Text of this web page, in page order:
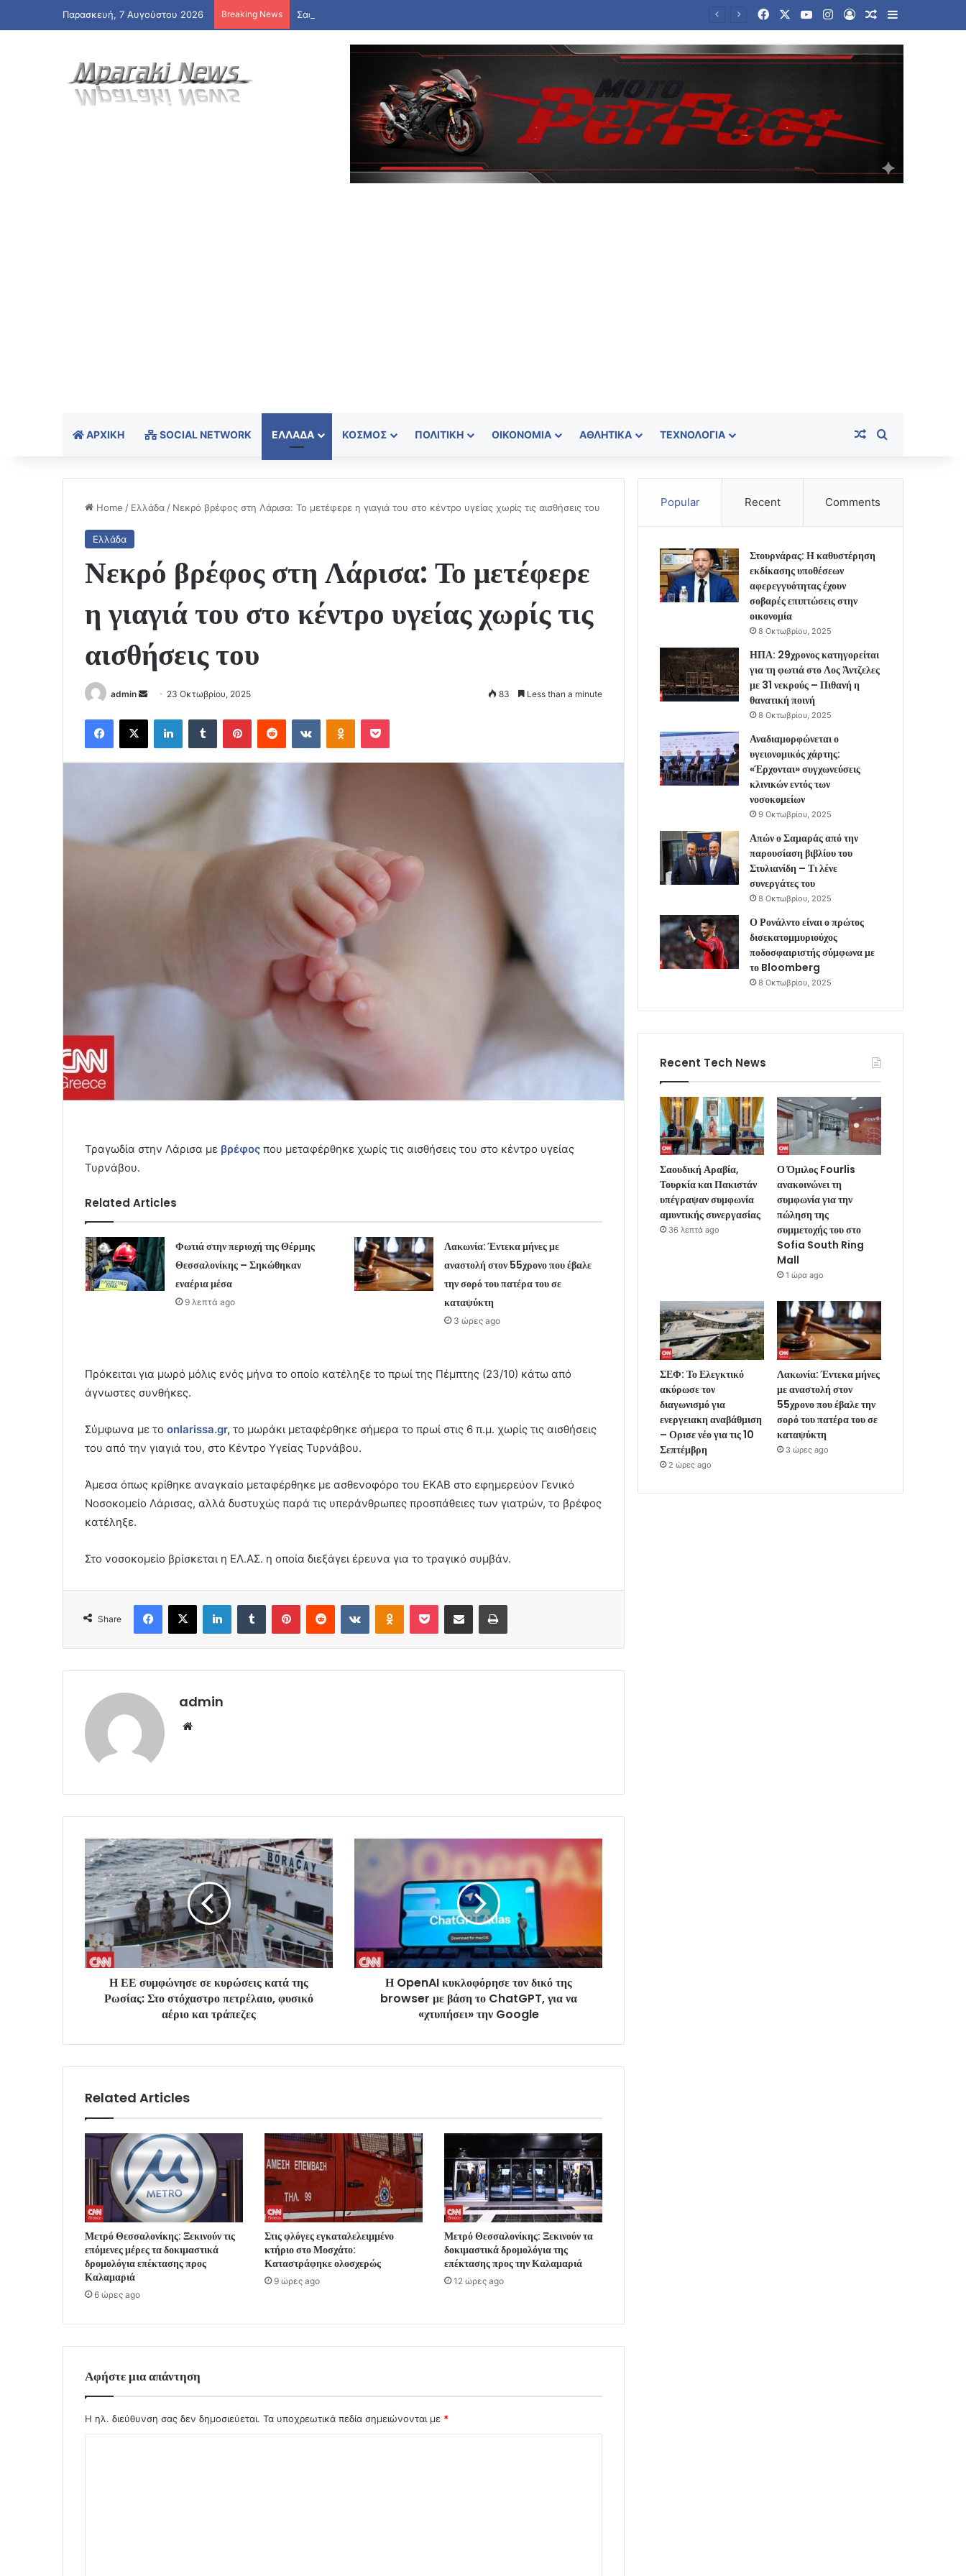
Παρασκευή, 7 Αυγούστου 2026 Breaking News Σαουδική Αραβία, Τουρκία και Πακιστάν υπέγραψαν συμφωνία αμυντικής συνεργασίας FacebookYouTubeInstagram
Log InRandom Article
Sidebar
ΑΡΧΙΚΉ SOCIAL NETWORK ΕΛΛΆΔΑ ΚΌΣΜΟΣ ΠΟΛΙΤΙΚΉ ΟΙΚΟΝΟΜΊΑ ΑΘΛΗΤΙΚΆ ΤΕΧΝΟΛΟΓΊΑ Random Article
Home / Ελλάδα / Νεκρό βρέφος στη Λάρισα: Το μετέφερε η γιαγιά του στο κέντρο υγείας χωρίς τις αισθήσεις του
Ελλάδα
Νεκρό βρέφος στη Λάρισα: Το μετέφερε
η γιαγιά του στο κέντρο υγείας χωρίς τις
αισθήσεις του
admin
Send
email
23 Οκτωβρίου, 2025 83 Less than a minute
Facebook
X LinkedInTumblr PinterestReddit VKontakteOdnoklassniki
Pocket
Τραγωδία στην Λάρισα με βρέφος που μεταφέρθηκε χωρίς τις αισθήσεις του στο κέντρο υγείας
Τυρνάβου.
Related Articles
Φωτιά στην περιοχή της Θέρμης
Θεσσαλονίκης – Σηκώθηκαν
εναέρια μέσα
9 λεπτά ago
Λακωνία: Έντεκα μήνες με
αναστολή στον 55χρονο που έβαλε
την σορό του πατέρα του σε
καταψύκτη
3 ώρες ago
Πρόκειται για μωρό μόλις ενός μήνα το οποίο κατέληξε το πρωί της Πέμπτης (23/10) κάτω από
άγνωστες συνθήκες.
Σύμφωνα με το onlarissa.gr, το μωράκι μεταφέρθηκε σήμερα το πρωί στις 6 π.μ. χωρίς τις αισθήσεις
του από την γιαγιά του, στο Κέντρο Υγείας Τυρνάβου.
Άμεσα όπως κρίθηκε αναγκαίο μεταφέρθηκε με ασθενοφόρο του ΕΚΑΒ στο εφημερεύον Γενικό
Νοσοκομείο Λάρισας, αλλά δυστυχώς παρά τις υπεράνθρωπες προσπάθειες των γιατρών, το βρέφος
κατέληξε.
Στο νοσοκομείο βρίσκεται η ΕΛ.ΑΣ. η οποία διεξάγει έρευνα για το τραγικό συμβάν.
Share
Facebook
X LinkedInTumblr PinterestReddit VKontakteOdnoklassniki
Pocket Share via Email Print
admin
Η ΕΕ συμφώνησε σε κυρώσεις κατά της
Ρωσίας: Στο στόχαστρο πετρέλαιο, φυσικό
αέριο και τράπεζες
Η OpenAI κυκλοφόρησε τον δικό της
browser με βάση το ChatGPT, για να
«χτυπήσει» την Google
Related Articles
Μετρό Θεσσαλονίκης: Ξεκινούν τις
επόμενες μέρες τα δοκιμαστικά
δρομολόγια επέκτασης προς
Καλαμαριά
6 ώρες ago
Στις φλόγες εγκαταλελειμμένο
κτήριο στο Μοσχάτο:
Καταστράφηκε ολοσχερώς
9 ώρες ago
Μετρό Θεσσαλονίκης: Ξεκινούν τα
δοκιμαστικά δρομολόγια της
επέκτασης προς την Καλαμαριά
12 ώρες ago
Αφήστε μια απάντηση
Η ηλ. διεύθυνση σας δεν δημοσιεύεται. Τα υποχρεωτικά πεδία σημειώνονται με *
Popular Recent Comments
Στουρνάρας: Η καθυστέρηση
εκδίκασης υποθέσεων
αφερεγγυότητας έχουν
σοβαρές επιπτώσεις στην
οικονομία
8 Οκτωβρίου, 2025
ΗΠΑ: 29χρονος κατηγορείται
για τη φωτιά στο Λος Άντζελες
με 31 νεκρούς – Πιθανή η
θανατική ποινή
8 Οκτωβρίου, 2025
Αναδιαμορφώνεται ο
υγειονομικός χάρτης:
«Έρχονται» συγχωνεύσεις
κλινικών εντός των
νοσοκομείων
9 Οκτωβρίου, 2025
Απών ο Σαμαράς από την
παρουσίαση βιβλίου του
Στυλιανίδη – Τι λένε
συνεργάτες του
8 Οκτωβρίου, 2025
Ο Ρονάλντο είναι ο πρώτος
δισεκατομμυριούχος
ποδοσφαιριστής σύμφωνα με
το Bloomberg
8 Οκτωβρίου, 2025
Recent Tech News
Σαουδική Αραβία,
Τουρκία και Πακιστάν
υπέγραψαν συμφωνία
αμυντικής συνεργασίας
36 λεπτά ago
Ο Όμιλος Fourlis
ανακοινώνει τη
συμφωνία για την
πώληση της
συμμετοχής του στο
Sofia South Ring
Mall
1 ώρα ago
ΣΕΦ: Το Ελεγκτικό
ακύρωσε τον
διαγωνισμό για
ενεργειακη αναβάθμιση
– Ορισε νέο για τις 10
Σεπτέμβρη
2 ώρες ago
Λακωνία: Έντεκα μήνες
με αναστολή στον
55χρονο που έβαλε την
σορό του πατέρα του σε
καταψύκτη
3 ώρες ago